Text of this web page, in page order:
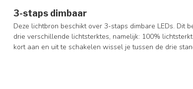
3-staps dimbaar
Deze lichtbron beschikt over 3-staps dimbare LEDs. Dit
drie verschillende lichtsterktes, namelijk: 100%
kort aan en uit te schakelen wissel je tussen de drie